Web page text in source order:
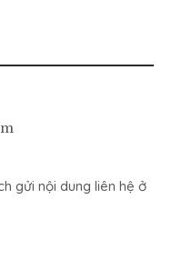
gửi nội dung liên hệ ở